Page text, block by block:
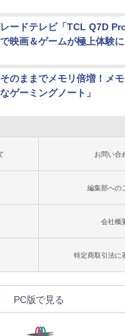
ードテレビ「TCL Q7D
映画＆ゲームが極上体験に
のままでメモリ倍増！メ
なゲーミングノート」
お問い合
編集部への
会社概
特定商取引法に
PC版で見る